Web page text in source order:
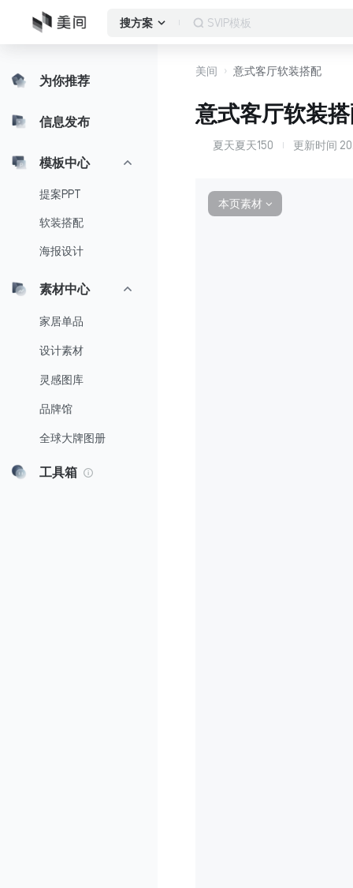
搜方案 作品集
为你推荐
信息发布
模板中心
提案PPT
软装搭配
海报设计
素材中心
家居单品
设计素材
灵感图库
品牌馆
全球大牌图册
工具箱
美间 意式客厅软装搭配
意式客厅软装
夏天夏天150 更新时间
本页素材 ∨